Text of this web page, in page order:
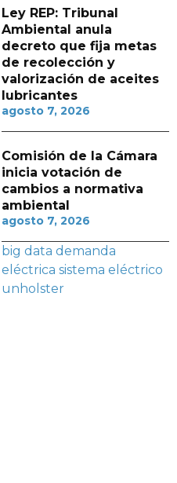
Ley REP: Tribunal
Ambiental anula
decreto que fija metas
de recolección y
valorización de aceites
lubricantes
agosto 7, 2026
Comisión de la Cámara
inicia votación de
cambios a normativa
ambiental
agosto 7, 2026
big data demanda
eléctrica sistema eléctrico
unholster